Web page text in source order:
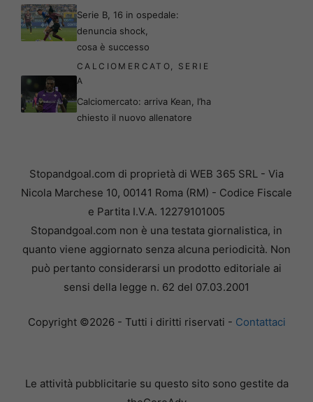
Serie B, 16 in ospedale:
denuncia shock,
cosa è successo
CALCIOMERCATO, SERIE
A
Calciomercato: arriva Kean, l’ha
chiesto il nuovo allenatore
Stopandgoal.com di proprietà di WEB 365 SRL - Via
Nicola Marchese 10, 00141 Roma (RM) - Codice Fiscale
e Partita I.V.A. 12279101005
Stopandgoal.com non è una testata giornalistica, in
quanto viene aggiornato senza alcuna periodicità. Non
può pertanto considerarsi un prodotto editoriale ai
sensi della legge n. 62 del 07.03.2001
Copyright ©2026 - Tutti i diritti riservati - Contattaci
Le attività pubblicitarie su questo sito sono gestite da